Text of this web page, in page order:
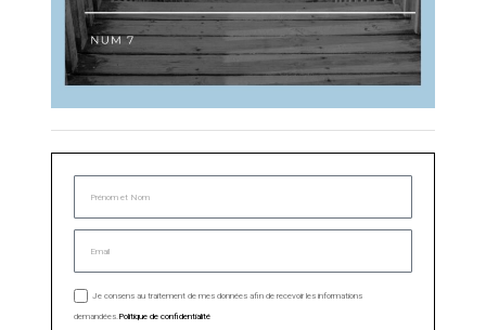
Je consens au traitement de mes données afin de recevoir les informations
demandées.Politique de confidentialité